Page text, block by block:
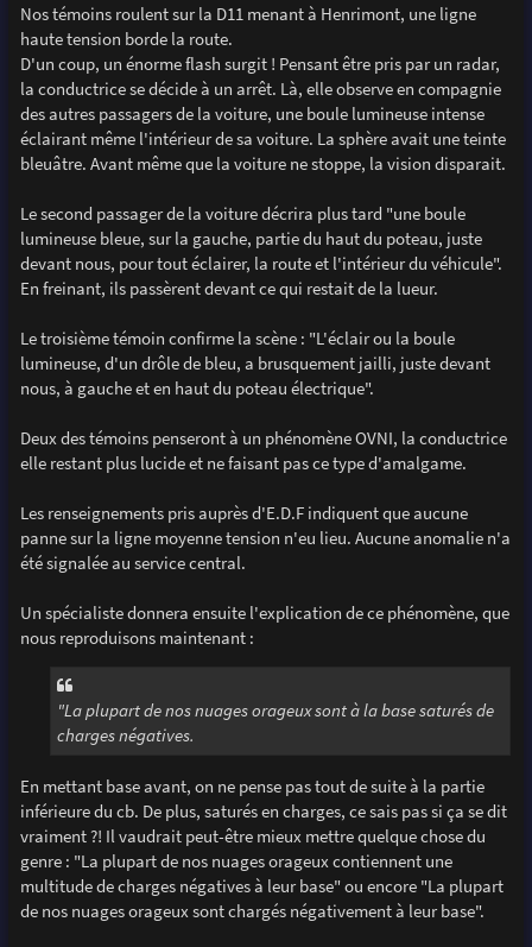
Nos témoins roulent sur la D11 menant à Henrimont, une ligne
haute tension borde la route.
D'un coup, un énorme flash surgit ! Pensant être pris par un radar,
la conductrice se décide à un arrêt. Là, elle observe en compagnie
des autres passagers de la voiture, une boule lumineuse intense
éclairant même l'intérieur de sa voiture. La sphère avait une teinte
bleuâtre. Avant même que la voiture ne stoppe, la vision disparait.
Le second passager de la voiture décrira plus tard "une boule
lumineuse bleue, sur la gauche, partie du haut du poteau, juste
devant nous, pour tout éclairer, la route et l'intérieur du véhicule".
En freinant, ils passèrent devant ce qui restait de la lueur.
Le troisième témoin confirme la scène : "L'éclair ou la boule
lumineuse, d'un drôle de bleu, a brusquement jailli, juste devant
nous, à gauche et en haut du poteau électrique".
Deux des témoins penseront à un phénomène OVNI, la conductrice
elle restant plus lucide et ne faisant pas ce type d'amalgame.
Les renseignements pris auprès d'E.D.F indiquent que aucune
panne sur la ligne moyenne tension n'eu lieu. Aucune anomalie n'a
été signalée au service central.
Un spécialiste donnera ensuite l'explication de ce phénomène, que
nous reproduisons maintenant :
"La plupart de nos nuages orageux sont à la base saturés de
charges négatives.
En mettant base avant, on ne pense pas tout de suite à la partie
inférieure du cb. De plus, saturés en charges, ce sais pas si ça se dit
vraiment ?! Il vaudrait peut-être mieux mettre quelque chose du
genre : "La plupart de nos nuages orageux contiennent une
multitude de charges négatives à leur base" ou encore "La plupart
de nos nuages orageux sont chargés négativement à leur base".